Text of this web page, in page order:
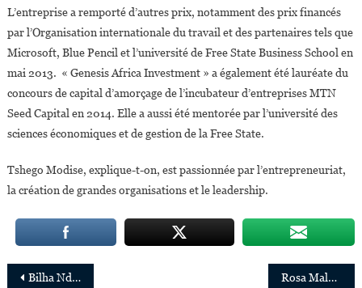
L’entreprise a remporté d’autres prix, notamment des prix financés
par l’Organisation internationale du travail et des partenaires tels que
Microsoft, Blue Pencil et l’université de Free State Business School en
mai 2013. « Genesis Africa Investment » a également été lauréate du
concours de capital d’amorçage de l’incubateur d’entreprises MTN
Seed Capital en 2014. Elle a aussi été mentorée par l’université des
sciences économiques et de gestion de la Free State.
Tshego Modise, explique-t-on, est passionnée par l’entrepreneuriat,
la création de grandes organisations et le leadership.
Navigation
Bilha Ndirangu,nouvelle CEO de l’African Leadership Academy Rosa Malango nommée directrice des commissions régionales de l’ONU au Bureau de New York